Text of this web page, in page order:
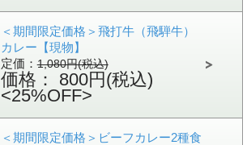
＜期間限定価格＞飛打牛（飛騨牛）
カレー【現物】
定価：1,080円(税込)
価格： 800円(税込)
<25%OFF>
＜期間限定価格＞ビーフカレー2種食